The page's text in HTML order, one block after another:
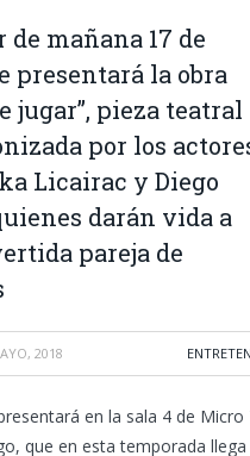
mañana 17 de
presentará la obra
jugar”, pieza teatral
por los
Licairac y Diego
darán vida a
pareja de
2018
en la sala 4 de Micro
que en esta temporada